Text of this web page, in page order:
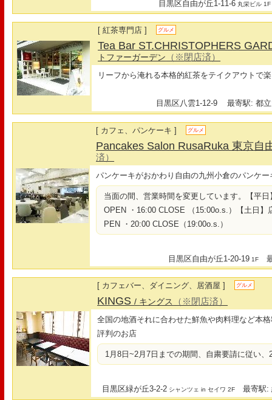
目黒区自由が丘1-11-6 丸栄ビル 1F
[ 紅茶専門店 ] グルメ
Tea Bar ST.CHRISTOPHERS
トファーガーデン （※閉店済）
リーフから淹れる本格的紅茶をテイクアウトで
目黒区八雲1-12-9
最寄駅: 都立
[ カフェ、パンケーキ ] グルメ
Pancakes Salon RusaRuka 東京自
済）
パンケーキがおかわり自由の九州小倉のパンケ
当面の間、営業時間を変更しています。【平
OPEN ・16:00 CLOSE （15:00o.s.）【土日】
PEN ・20:00 CLOSE（19:00o.s.）
目黒区自由が丘1-20-19 1F
[ カフェバー、ダイニング、居酒屋 ] グルメ
KINGS/ キングス （※閉店済）
全国の地酒それに合わせた鮮魚や肉料理など本
評判のお店
1月8日~2月7日までの期間、自粛要請に従い
目黒区緑が丘3-2-2 シャンツェ in セイワ 2F 最寄駅: